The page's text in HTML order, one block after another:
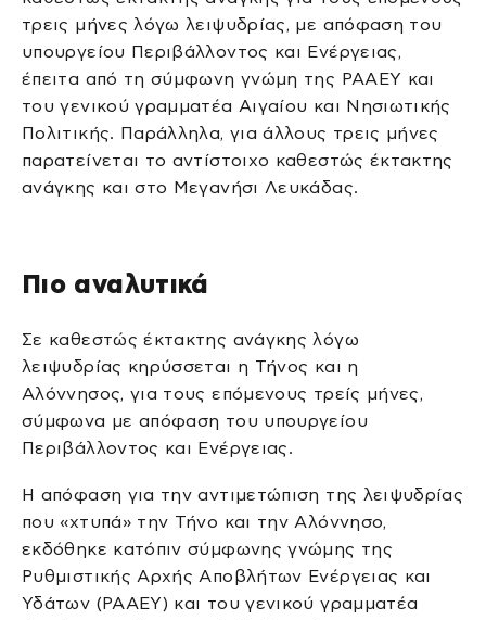
τρεις μήνες λόγω λειψυδρίας, με απόφαση του
υπουργείου Περιβάλλοντος και Ενέργειας,
έπειτα από τη σύμφωνη γνώμη της ΡΑΑΕΥ και
του γενικού γραμματέα Αιγαίου και Νησιωτικής
Πολιτικής. Παράλληλα, για άλλους τρεις μήνες
παρατείνεται το αντίστοιχο καθεστώς έκτακτης
ανάγκης και στο Μεγανήσι Λευκάδας.
Πιο αναλυτικά
Σε καθεστώς έκτακτης ανάγκης λόγω
λειψυδρίας κηρύσσεται η Τήνος και η
Αλόννησος, για τους επόμενους τρείς μήνες,
σύμφωνα με απόφαση του υπουργείου
Περιβάλλοντος και Ενέργειας.
Η απόφαση για την αντιμετώπιση της λειψυδρίας
που «χτυπά» την Τήνο και την Αλόννησο,
εκδόθηκε κατόπιν σύμφωνης γνώμης της
Ρυθμιστικής Αρχής Αποβλήτων Ενέργειας και
Υδάτων (ΡΑΑΕΥ) και του γενικού γραμματέα